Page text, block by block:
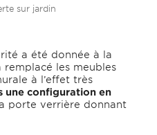
sur jardin
a été donnée à la
remplacé les meubles
à l’effet très
une configuration en
porte verrière donnant